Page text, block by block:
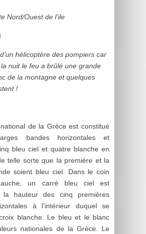
Nord/Ouest de l’ile
hélicoptère des pompiers car
nuit le feu a brûlé une grande
de la montagne et quelques
!
de la Grèce est constitué
bandes horizontales et
bleu ciel et quatre blanche en
telle sorte que la première et la
soient bleu ciel. Dans le coin
un carré bleu ciel est
la hauteur des cinq premières
à l’intérieur duquel se
blanche. Le bleu et le blanc
nationales de la Grèce. Le